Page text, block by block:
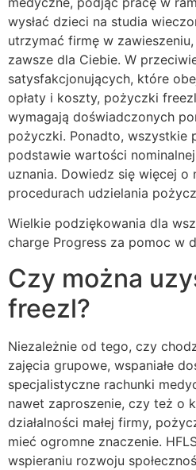
wysłać dzieci na studia
utrzymać firmę w
zawsze dla Ciebie. W
satysfakcjonujących, które
opłaty i koszty, pożyczki
wymagają doświadczonych
pożyczki. Ponadto, wszystkie
podstawie wartości
uznania. Dowiedz się więcej o
procedurach udzielania
Wielkie podziękowania dla
charge Progress za pomoc w
Czy można
freezl?
Niezależnie od tego, czy
zajęcia grupowe, wspaniałe
specjalistyczne rachunki
nawet zaproszenie, czy też o
działalności małej firmy,
mieć ogromne znaczenie.
wspieraniu rozwoju